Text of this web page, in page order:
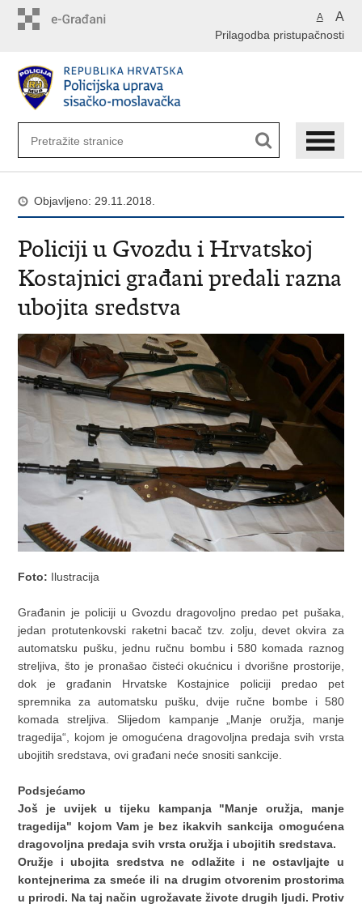
A A
Prilagodba pristupačnosti
Objavljeno: 29.11.2018.
Policiji u Gvozdu i Hrvatskoj
Kostajnici građani predali razna
ubojita sredstva
Foto: Ilustracija
Građanin je policiji u Gvozdu dragovoljno predao pet pušaka,
jedan protutenkovski raketni bacač tzv. zolju, devet okvira za
automatsku pušku, jednu ručnu bombu i 580 komada raznog
streljiva, što je pronašao čisteći okućnicu i dvorišne prostorije,
dok je građanin Hrvatske Kostajnice policiji predao pet
spremnika za automatsku pušku, dvije ručne bombe i 580
komada streljiva. Slijedom kampanje „Manje oružja, manje
tragedija“, kojom je omogućena dragovoljna predaja svih vrsta
ubojitih sredstava, ovi građani neće snositi sankcije.
Podsjećamo
Još je uvijek u tijeku kampanja "Manje oružja, manje
tragedija" kojom Vam je bez ikakvih sankcija omogućena
dragovoljna predaja svih vrsta oružja i ubojitih sredstava.
Oružje i ubojita sredstva ne odlažite i ne ostavljajte u
kontejnerima za smeće ili na drugim otvorenim prostorima
u prirodi. Na taj način ugrožavate živote drugih ljudi. Protiv